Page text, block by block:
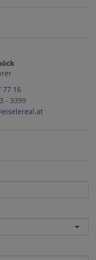
77 16
- 3399